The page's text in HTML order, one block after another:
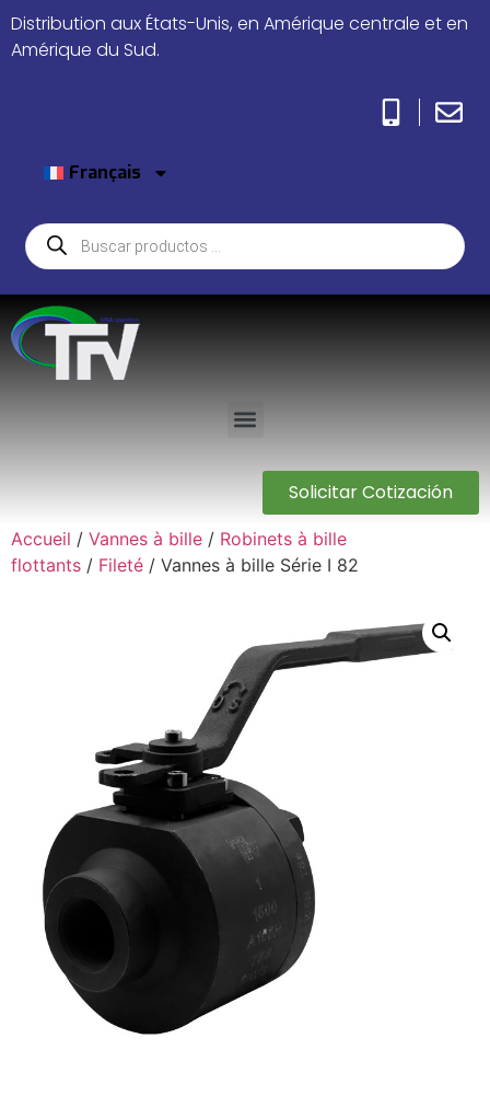
Distribution aux États-Unis, en Amérique centrale et en
Amérique du Sud.
Français
Solicitar Cotización
Accueil / Vannes à bille / Robinets à bille
flottants / Fileté / Vannes à bille Série I 82